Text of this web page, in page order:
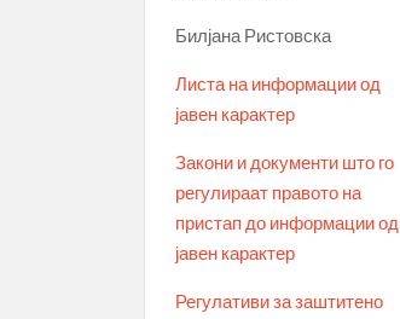
Билјана Ристовска
Листа на информации од
јавен карактер
Закони и документи што го
регулираат правото на
пристап до информации од
јавен карактер
Регулативи за заштитено